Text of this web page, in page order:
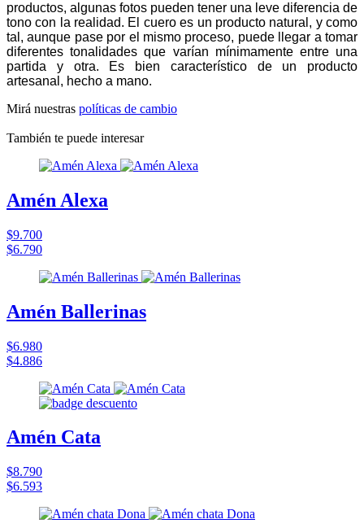
productos, algunas fotos pueden tener una leve diferencia de
tono con la realidad. El cuero es un producto natural, y como
tal, aunque pase por el mismo proceso, puede llegar a tomar
diferentes tonalidades que varían mínimamente entre una
partida y otra. Es bien característico de un producto
artesanal, hecho a mano.
Mirá nuestras políticas de cambio
También te puede interesar
Amén Alexa
$9.700
$6.790
Amén Ballerinas
$6.980
$4.886
Amén Cata
$8.790
$6.593